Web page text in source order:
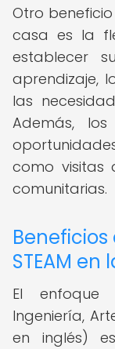
Otro
casa es la
establecer
aprendizaje,
las
Además,
como visitas
comunitarias.
STEAM
El enfoque
Ingeniería,
en inglés)